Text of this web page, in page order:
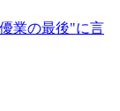
業の最後"に言